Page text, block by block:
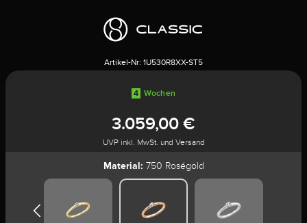
Artikel-Nr: 1U530R8XX-ST5
4 Wochen
3.059,00 €
UVP inkl. MwSt. und Versand
Material: 750 Roségold